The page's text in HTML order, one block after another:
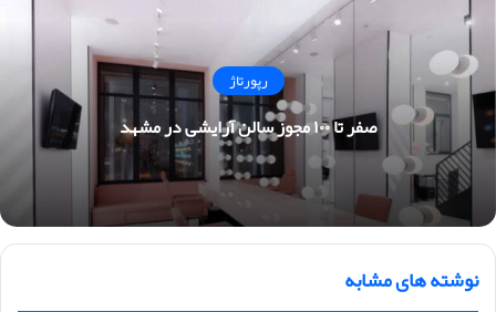
رپورتاژ
صفر تا ۱۰۰ مجوز سالن آرایشی در مشهد
نوشته های مشابه